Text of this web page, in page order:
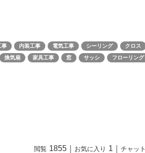
事 内装工事 電気工事 シーリング
クロス
換気扇 家具工事 窓 サッシ
フローリング
閲覧 1855 お気に入り 1 チャット